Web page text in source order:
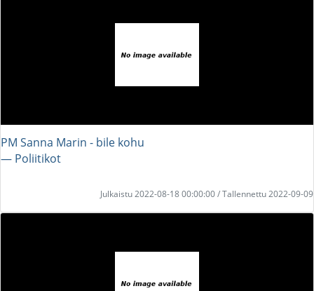
PM Sanna Marin - bile kohu
― Poliitikot
Julkaistu 2022-08-18 00:00:00 / Tallennettu 2022-09-09